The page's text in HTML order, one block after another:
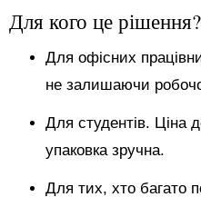
Для кого це рішення?
Для офісних
не залишаючи
Для студентів. Ціна
упаковка зручна.
Для тих, хто багато